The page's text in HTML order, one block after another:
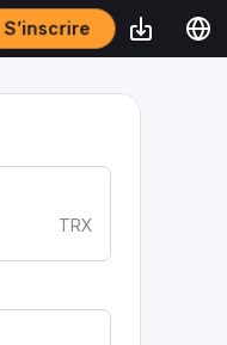
S’inscrire
TRX